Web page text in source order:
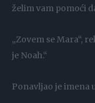
želim vam pomoći
„Zovem se Mara“,
je Noah.“
Ponavljao je imena